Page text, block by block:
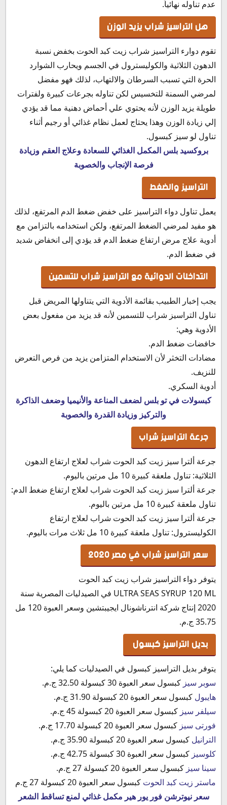
عدم تناوله نهائياً.
هل التراسيز شراب يزيد الوزن
تقوم دوارء التراسيز شراب زيت كبد الحوت بخفض نسبة
الدهون الثلاثية والكوليسترول في الجسم ويحارب الشوارد
الحرة التي تسبب السرطان والالتهاب، لذلك فهو مفضل
لمرضي السمنة للتخسيس لكن تناوله بجرعات كبيرة ولفترات
طويلة يزيد الوزن لأنه يحتوي علي أحماض دهنية مما قد يؤدي
إلي زيادة الوزن وهذا يحتاج لعمل نظام غذائي أو رجيم أثناء
تناول لو سيز كبسول.
بروكسيد بلس المكمل الغذائي للسعادة وعلاج العقم وزيادة
فرصة الإنجاب والخصوبة
التراسيز والضغط
يعمل تناول دواء التراسيز على خفض ضغط الدم المرتفع، لذلك
هو مفيد لمرضي الضغط المرتفع، ولكن استخدامه بالتزامن مع
أدوية علاج مرض ارتفاع ضغط الدم قد يؤدي إلى انخفاض شديد
في ضغط الدم.
التداخلات الدوائية مع التراسيز شراب للتسمين
يجب إخبار الطبيب بقائمة الأدوية التي يتناولها المريض قبل
تناول التراسيز شراب للتسمين لأنه قد يزيد من مفعول بعض
الأدوية وهي:
خافضات ضغط الدم.
مضادات التخثر لأن الاستخدام المتزامن يزيد من فرص التعرض
للنزيف.
أدوية السكري.
كبسولات في تو بلس لضعف المناعة والأنيميا وضعف الذاكرة
والتركيز وزيادة القدرة والخصوبة
جرعة التراسيز شراب
جرعة ألترا سيز زيت كبد الحوت شراب لعلاج ارتفاع الدهون
الثلاثية: تناول ملعقة كبيرة 10 مل مرتين باليوم.
جرعة ألترا سيز زيت كبد الحوت شراب لعلاج ارتفاع ضغط الدم:
تناول ملعقة كبيرة 10 مل مرتين باليوم.
جرعة ألترا سيز زيت كبد الحوت شراب لعلاج ارتفاع
الكوليسترول: تناول ملعقة كبيرة 10 مل ثلاث مرات باليوم.
سعر التراسيز شراب في مصر 2020
يتوفر دواء التراسيز شراب زيت كبد الحوت
ULTRA SEAS SYRUP 120 ML في الصيدليات المصرية سنة
2020 إنتاج شركة انترناشونال ايجيبتشين وسعر العبوة 120 مل
35.75 ج.م.
بديل التراسيز كبسول
يتوفر بديل التراسيز كبسول في الصيدليات كما يلي:
سوبر سيز كبسول سعر العبوة 30 كبسولة 32.50 ج.م.
هايبول كبسول سعر العبوة 20 كبسولة 31.90 ج.م.
سيلفر سيز كبسول سعر العبوة 20 كبسولة 45 ج.م.
فورتى سيز كبسول سعر العبوة 20 كبسولة 17.70 ج.م.
الترانيل كبسول سعر العبوة 20 كبسولة 35.90 ج.م.
كلوسيز كبسول سعر العبوة 30 كبسولة 42.75 ج.م.
سينا سيز كبسول سعر العبوة 20 كبسولة 27 ج.م.
ماستر زيت كبد الحوت كبسول سعر العبوة 20 كبسولة 27 ج.م
سعر نيوترشن فور يور هير مكمل غذائي لمنع تساقط الشعر